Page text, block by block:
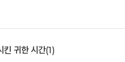
다시 그립습니다. 우리에게 1박2일의
킨 귀한 시간(1)